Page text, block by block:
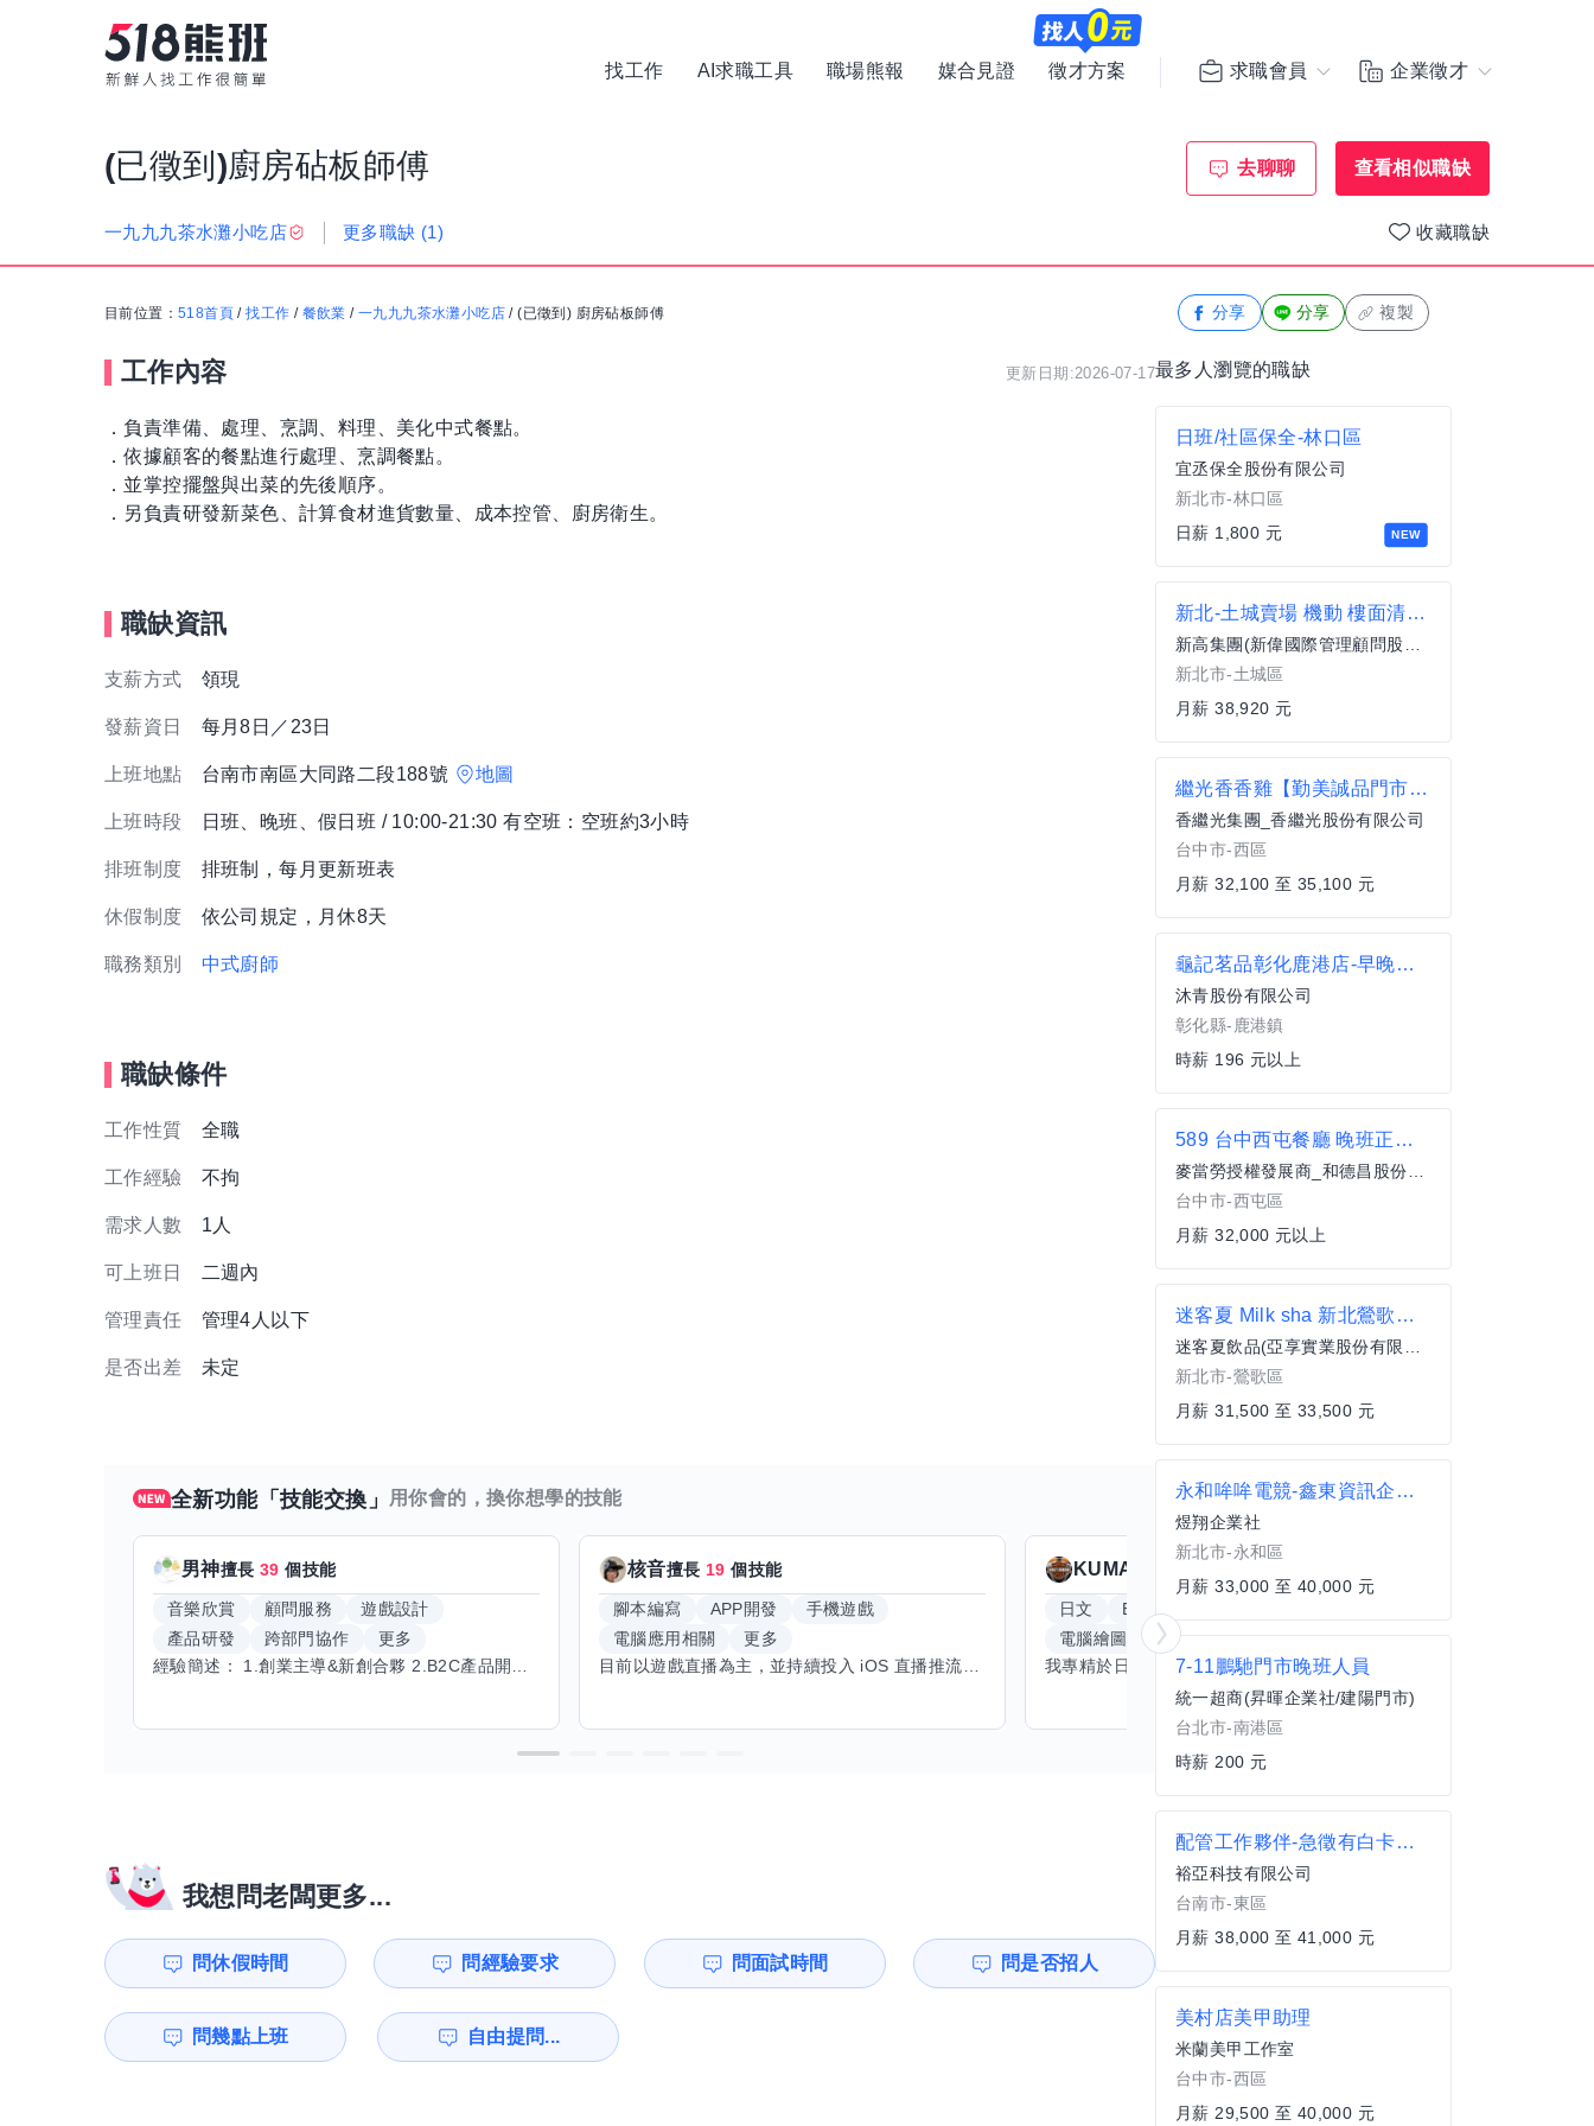
找工作 AI求職工具 職場熊報 媒合見證 徵才方案 求職會員 企業徵才
(已徵到)廚房砧板師傅 去聊聊 查看相似職缺
一九九九茶水灘小吃店 更多職缺 (1) 收藏職缺
目前位置： 518首頁 /找工作 / 餐飲業 /一九九九茶水灘小吃店 /(已徵到) 廚房砧板師傅
工作內容 更新日期:2026-07-17
．負責準備、處理、烹調、料理、美化中式餐點。
．依據顧客的餐點進行處理、烹調餐點。
．並掌控擺盤與出菜的先後順序。
．另負責研發新菜色、計算食材進貨數量、成本控管、廚房衛生。
職缺資訊
支薪方式 領現
發薪資日 每月8日／23日
上班地點 台南市南區大同路二段188號 地圖
上班時段 日班、晚班、假日班 / 10:00-21:30 有空班：空班約3小時
排班制度 排班制，每月更新班表
休假制度 依公司規定，月休8天
職務類別 中式廚師
職缺條件
工作性質 全職
工作經驗 不拘
需求人數 1人
可上班日 二週內
管理責任 管理4人以下
是否出差 未定
全新功能「技能交換」 用你會的，換你想學的技能
男神擅長39 個技能
音樂欣賞 顧問服務
遊戲設計
產品研發
跨部門協作
更多
經驗簡述： 1.創業主導&新創合夥 2.B2C產品開發運營一條龍 3.AI應用開發與量化研究新創 標籤話題都可以聊，開放交流 找尋共同創業機會，亦歡迎新創收編
核音擅長 19 個技能
腳本編寫 APP開發
手機遊戲
電腦應用相關
更多
目前以遊戲直播為主，並持續投入 iOS 直播推流應用開發。對直播技術、影音串流、AI 應用、內容創作與產品設計有濃厚興趣，平時透過實作累積開發經驗，也持續學習 Godot 遊戲開發、影音剪輯、音樂創作與編曲等相關技術。 希望透過技能交換認識不同背景的夥伴，一起交流開發經驗、Side Project、AI 工作流程、內容創作與職涯發展。如果你也對程式開發、直播技術、設計、美術、Cosplay、造型、化妝、攝影、影音製作、音樂創作等領域有興趣，都很歡迎交流，彼此分享經驗、互相學習，一起成長。
KUMA
日文 Excel
電腦繪圖
手繪
我想問老闆更多...
問休假時間 問經驗要求 問面試時間 問是否招人
問幾點上班 自由提問...
分享 分享 複製
最多人瀏覽的職缺
NEW
日班/社區保全-林口區
宜丞保全股份有限公司
新北市-林口區
日薪 1,800 元
新北-土城賣場 機動 樓面清潔人員ASE
新高集團(新偉國際管理顧問股份有限公司)
新北市-土城區
月薪 38,920 元
繼光香香雞【勤美誠品門市】正職服務員(一段班)
香繼光集團_香繼光股份有限公司
台中市-西區
月薪 32,100 至 35,100 元
龜記茗品彰化鹿港店-早晚班工讀人員
沐青股份有限公司
彰化縣-鹿港鎮
時薪 196 元以上
589 台中西屯餐廳 晚班正職服務員(全職)
麥當勞授權發展商_和德昌股份有限公司
台中市-西屯區
月薪 32,000 元以上
迷客夏 Milk sha 新北鶯歌國慶店-儲備幹部
迷客夏飲品(亞享實業股份有限公司)
新北市-鶯歌區
月薪 31,500 至 33,500 元
永和哞哞電競-鑫東資訊企業社-N永和哞哞電競學院網咖夜班櫃檯服務人員40k
煜翔企業社
新北市-永和區
月薪 33,000 至 40,000 元
7-11鵬馳門市晚班人員
統一超商(昇暉企業社/建陽門市)
台北市-南港區
時薪 200 元
配管工作夥伴-急徵有白卡紅卡優先錄取
裕亞科技有限公司
台南市-東區
月薪 38,000 至 41,000 元
美村店美甲助理
米蘭美甲工作室
台中市-西區
月薪 29,500 至 40,000 元